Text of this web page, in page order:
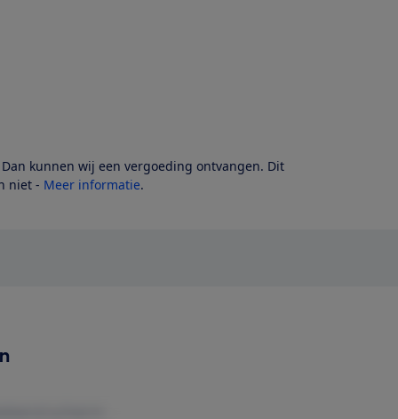
kunnen wij een vergoeding ontvangen. Dit
niet - Meer informatie.